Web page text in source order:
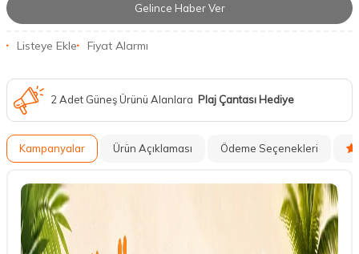
Gelince Haber Ver
Listeye Ekle Fiyat Alarmı
2 Adet Güneş Ürünü Alanlara Plaj Çantası Hediye
Kampanyalar Ürün Açıklaması Ödeme Seçenekleri